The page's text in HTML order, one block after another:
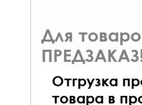
Для
Отгрузка
товара в